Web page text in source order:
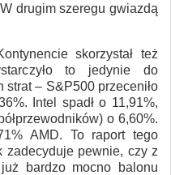
drugim szeregu gwiazdą
skorzystał też
to jedynie do
– S&P500 przeceniło
Intel spadł o 11,91%,
o 6,60%.
AMD. To raport tego
zadecyduje pewnie, czy z
bardzo mocno balonu